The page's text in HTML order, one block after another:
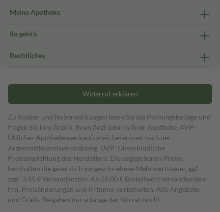
Meine Apotheke
So geht's
Rechtliches
Widerruf erklären
Zu Risiken und Nebenwirkungen lesen Sie die Packungsbeilage und
fragen Sie Ihre Ärztin, Ihren Arzt oder in Ihrer Apotheke. AVP:
Üblicher Apothekenverkaufspreis berechnet nach der
Arzneimittelpreisverordnung. UVP: Unverbindliche
Preisempfehlung des Herstellers. Die angegebenen Preise
beinhalten die gesetzlich vorgeschriebene Mehrwertsteuer, ggf.
zzgl. 3,95 € Versandkosten. Ab 29,00 € Bestell­wert versand­kosten­
frei. Preisänderungen und Irrtümer vorbehalten. Alle Angebote
und Gratis-Beigaben nur solange der Vorrat reicht.